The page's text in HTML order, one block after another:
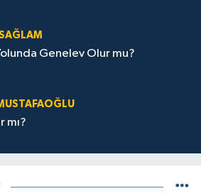
Genelev Olur mu?
mı?